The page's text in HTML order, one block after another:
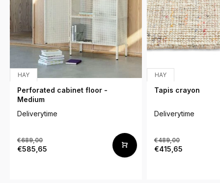
HAY
Perforated cabinet floor -
Medium
Deliverytime
€689,00
€585,65
HAY
Tapis crayon
Deliverytime
€489,00
€415,65